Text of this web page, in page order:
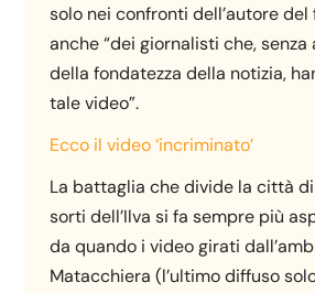
solo nei confronti dell’autore del
anche “dei giornalisti che,
della fondatezza della notizia,
tale video”.
Ecco il video ‘incriminato’
La battaglia che divide la città
sorti dell’Ilva si fa sempre più
da quando i video girati
Matacchiera (l’ultimo diffuso